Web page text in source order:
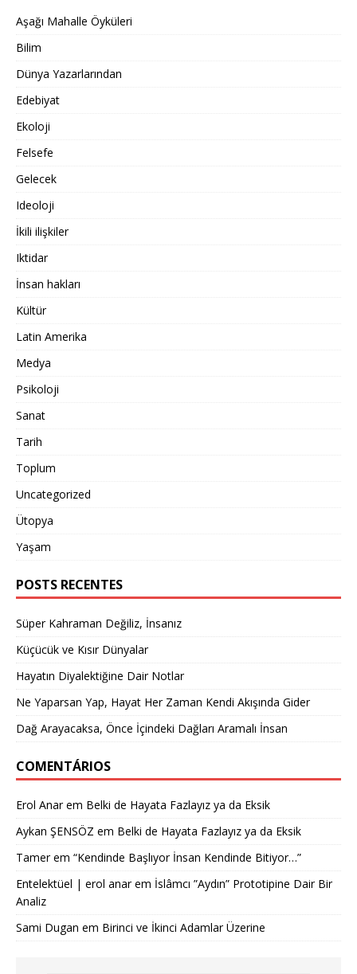
Aşağı Mahalle Öyküleri
Bilim
Dünya Yazarlarından
Edebiyat
Ekoloji
Felsefe
Gelecek
Ideoloji
İkili ilişkiler
Iktidar
İnsan hakları
Kültür
Latin Amerika
Medya
Psikoloji
Sanat
Tarih
Toplum
Uncategorized
Ütopya
Yaşam
POSTS RECENTES
Süper Kahraman Değiliz, İnsanız
Küçücük ve Kısır Dünyalar
Hayatın Diyalektiğine Dair Notlar
Ne Yaparsan Yap, Hayat Her Zaman Kendi Akışında Gider
Dağ Arayacaksa, Önce İçindeki Dağları Aramalı İnsan
COMENTÁRIOS
Erol Anarem Belki de Hayata Fazlayız ya da Eksik
Aykan ŞENSÖZ em Belki de Hayata Fazlayız ya da Eksik
Tamerem “Kendinde Başlıyor İnsan Kendinde Bitiyor…”
Entelektüel | erol anarem İslâmcı ”Aydın” Prototipine Dair Bir
Analiz
Sami Dugan em Birinci ve İkinci Adamlar Üzerine